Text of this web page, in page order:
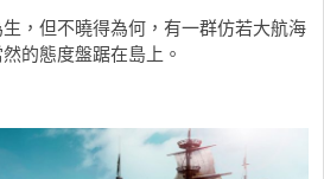
，但不曉得為何，有一群仿若大航海
的態度盤踞在島上。